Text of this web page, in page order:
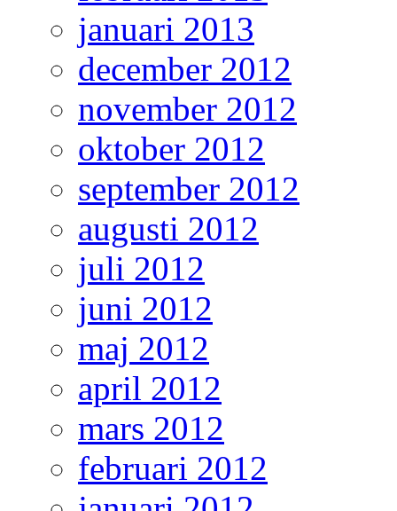
januari 2013
december 2012
november 2012
oktober 2012
september 2012
augusti 2012
juli 2012
juni 2012
maj 2012
april 2012
mars 2012
februari 2012